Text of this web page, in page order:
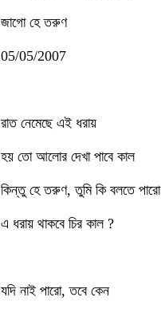
জাগো হে তরুণ
05/05/2007
রাত নেমেছে এই ধরায়
হয় তো আলোর দেখা পাবে কাল
কিন্তু হে তরুণ, তুমি কি বলতে পারো
এ ধরায় থাকবে চির কাল ?
যদি নাই পারো, তবে কেন